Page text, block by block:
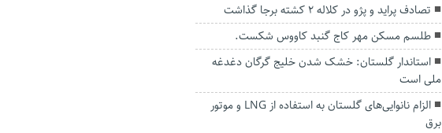
تصادف پراید و پژو در کلاله ۲ کشته برجا گذاشت
طلسم مسکن مهر کاج گنبد کاووس شکست.
استاندار گلستان: خشک شدن خلیج گرگان دغدغه
ملی است
الزام نانوایی‌های گلستان به استفاده از LNG و موتور
برق